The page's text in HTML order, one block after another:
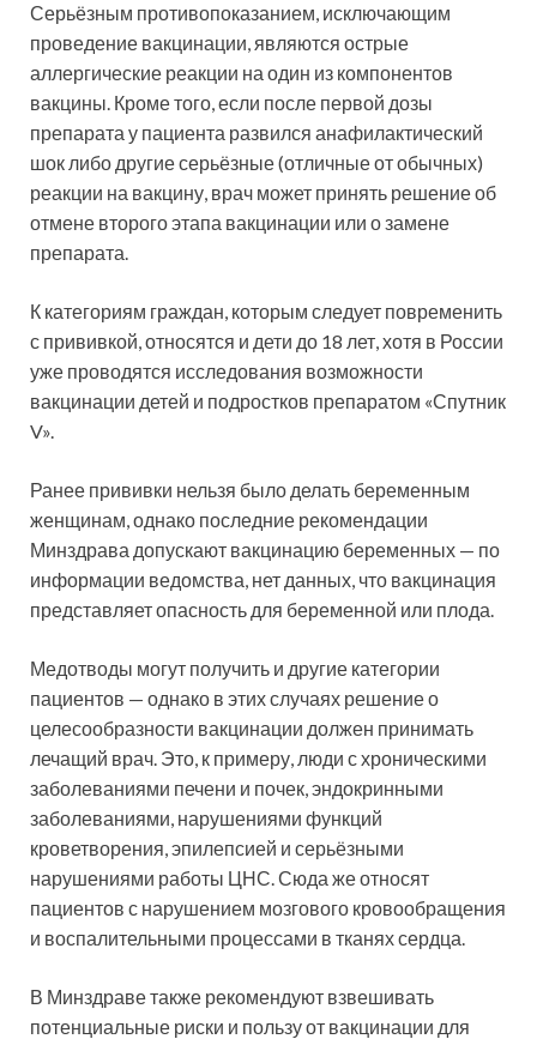
Серьёзным противопоказанием, исключающим
проведение вакцинации, являются острые
аллергические реакции на один из компонентов
вакцины. Кроме того, если после первой дозы
препарата у пациента развился анафилактический
шок либо другие серьёзные (отличные от обычных)
реакции на вакцину, врач может принять решение об
отмене второго этапа вакцинации или о замене
препарата.
К категориям граждан, которым следует повременить
с прививкой, относятся и дети до 18 лет, хотя в России
уже проводятся исследования возможности
вакцинации детей и подростков препаратом «Спутник
V».
Ранее прививки нельзя было делать беременным
женщинам, однако последние рекомендации
Минздрава допускают вакцинацию беременных — по
информации ведомства, нет данных, что вакцинация
представляет опасность для беременной или плода.
Медотводы могут получить и другие категории
пациентов — однако в этих случаях решение о
целесообразности вакцинации должен принимать
лечащий врач. Это, к примеру, люди с хроническими
заболеваниями печени и почек, эндокринными
заболеваниями, нарушениями функций
кроветворения, эпилепсией и серьёзными
нарушениями работы ЦНС. Сюда же относят
пациентов с нарушением мозгового кровообращения
и воспалительными процессами в тканях сердца.
В Минздраве также рекомендуют взвешивать
потенциальные риски и пользу от вакцинации для